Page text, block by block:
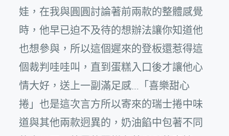
娃，在我與圓圓討論著前兩款的整體感覺
時，他早已迫不及待的想辦法讓你知道他
也想參與，所以這個遲來的登板還惹得這
個裁判哇哇叫，直到蛋糕入口後才讓他心
情大好，送上一副滿足感…「喜樂甜心
捲」也是這次言方所以寄來的瑞士捲中味
道與其他兩款迥異的，奶油餡中包著不同